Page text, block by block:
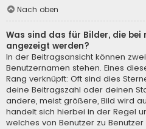
Nach oben
Was sind das für Bilder, die bei
angezeigt werden?
In der Beitragsansicht können
Benutzernamen stehen. Eines
Rang verknüpft: Oft sind dies
deine Beitragszahl oder deinen
andere, meist größere, Bild wird
handelt sich hierbei in der Regel
welches von Benutzer zu